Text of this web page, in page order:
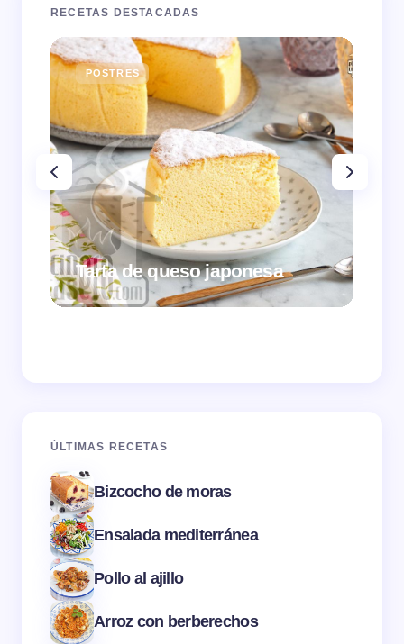
RECETAS DESTACADAS
POSTRES
Tarta de queso japonesa
ÚLTIMAS RECETAS
Bizcocho de moras
Ensalada mediterránea
Pollo al ajillo
Arroz con berberechos